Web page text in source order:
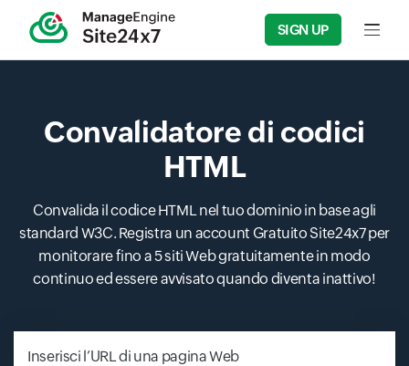
SIGN UP Input
Convalidatore di codici
HTML
Convalida il codice HTML nel tuo dominio in base agli
standard W3C. Registra un account Gratuito Site24x7 per
monitorare fino a 5 siti Web gratuitamente in modo
continuo ed essere avvisato quando diventa inattivo!
Inserisci l’URL di una pagina Web